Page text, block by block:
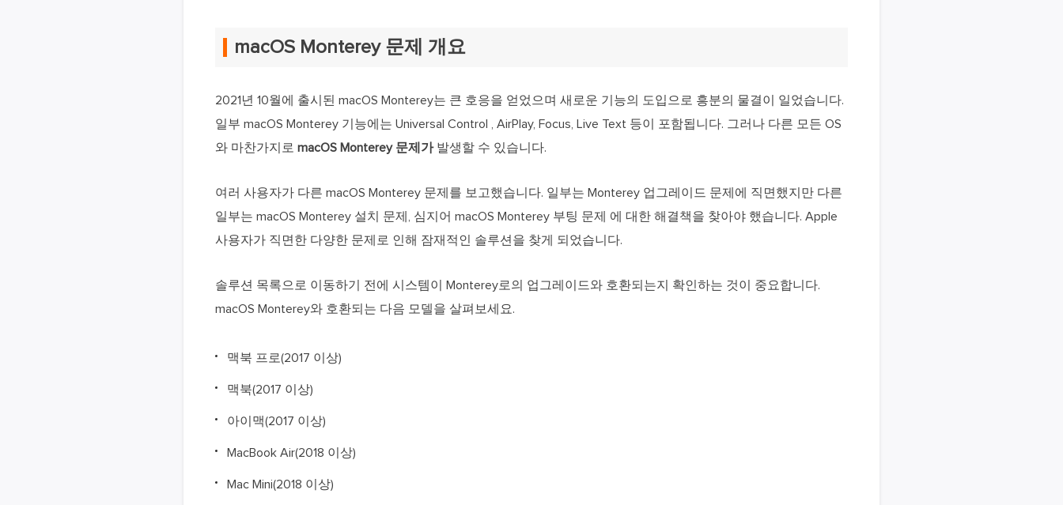
macOS Monterey 문제 개요
2021년 10월에 출시된 macOS Monterey는 큰 호응을 얻었으며 새로운 기능의 도입으로 흥분의 물결이 일었습니다.
일부 macOS Monterey 기능에는 Universal Control , AirPlay, Focus, Live Text 등이 포함됩니다. 그러나 다른 모든 OS
와 마찬가지로 macOS Monterey 문제가발생할 수 있습니다.
여러 사용자가 다른 macOS Monterey 문제를 보고했습니다. 일부는 Monterey 업그레이드 문제에 직면했지만 다른
일부는 macOS Monterey 설치 문제, 심지어 macOS Monterey 부팅 문제 에 대한 해결책을 찾아야 했습니다. Apple
사용자가 직면한 다양한 문제로 인해 잠재적인 솔루션을 찾게 되었습니다.
솔루션 목록으로 이동하기 전에 시스템이 Monterey로의 업그레이드와 호환되는지 확인하는 것이 중요합니다.
macOS Monterey와 호환되는 다음 모델을 살펴보세요.
맥북 프로(2017 이상)
맥북(2017 이상)
아이맥(2017 이상)
MacBook Air(2018 이상)
Mac Mini(2018 이상)